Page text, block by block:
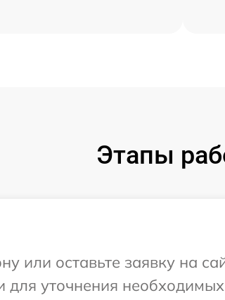
Этапы
или оставьте заявку на
для уточнения